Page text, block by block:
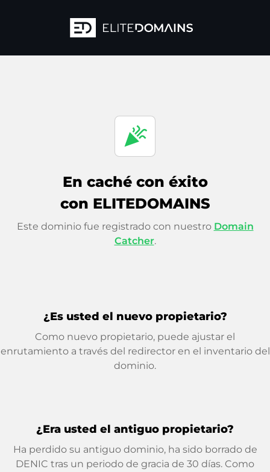
celebration
En caché con éxito
con ELITEDOMAINS
Este dominio fue registrado con nuestro Domain
Catcher.
¿Es usted el nuevo propietario?
Como nuevo propietario, puede ajustar el
enrutamiento a través del redirector en el inventario del
dominio.
¿Era usted el antiguo propietario?
Ha perdido su antiguo dominio, ha sido borrado de
DENIC tras un periodo de gracia de 30 días. Como